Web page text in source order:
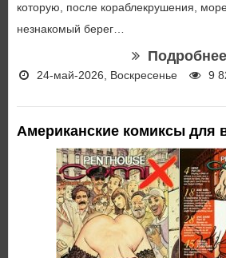
которую, после кораблекрушения,
незнакомый берег…
Подробнее
24-май-2026, Воскресенье 9
Американские комиксы для